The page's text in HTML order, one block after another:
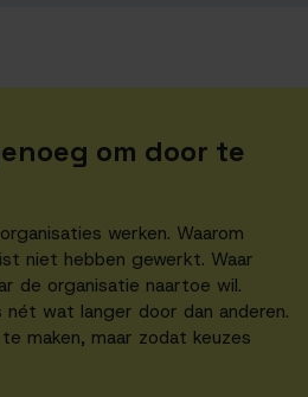
om door te
werken. Waarom
niet hebben gewerkt. Waar
de organisatie naartoe wil.
nét wat langer door dan anderen.
maken, maar zodat keuzes